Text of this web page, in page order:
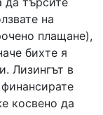
на
плащане),
бихте я
Лизингът в
косвено да